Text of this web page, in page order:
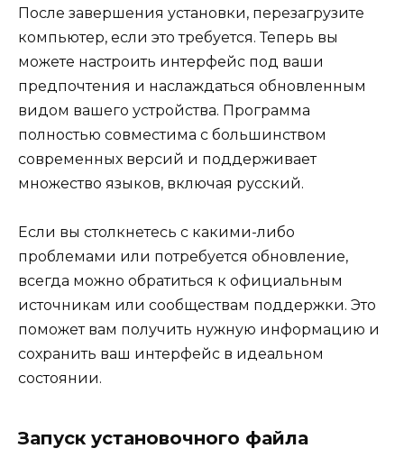
После завершения установки, перезагрузите
компьютер, если это требуется. Теперь вы
можете настроить интерфейс под ваши
предпочтения и наслаждаться обновленным
видом вашего устройства. Программа
полностью совместима с большинством
современных версий и поддерживает
множество языков, включая русский.
Если вы столкнетесь с какими-либо
проблемами или потребуется обновление,
всегда можно обратиться к официальным
источникам или сообществам поддержки. Это
поможет вам получить нужную информацию и
сохранить ваш интерфейс в идеальном
состоянии.
Запуск установочного файла